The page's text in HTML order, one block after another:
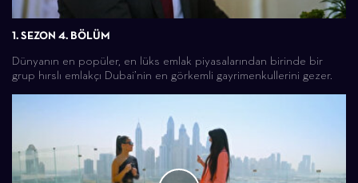
1. SEZON 4. BÖLÜM
Dünyanın en popüler, en lüks emlak piyasalarından birinde bir
grup hırslı emlakçı Dubai’nin en görkemli gayrimenkullerini gezer.